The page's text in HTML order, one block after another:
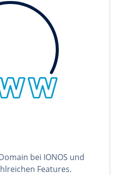
bei IONOS und
Features.